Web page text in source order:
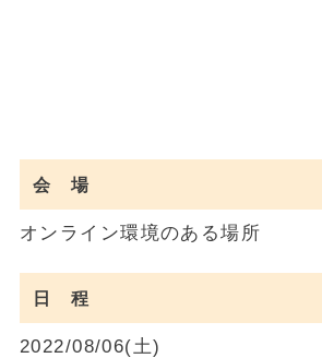
会 場
オンライン環境のある場所
日 程
2022/08/06(土)